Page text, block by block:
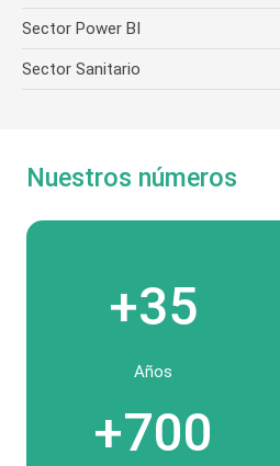
Sector Power BI
Sector Sanitario
Nuestros números
+35
Años
+700